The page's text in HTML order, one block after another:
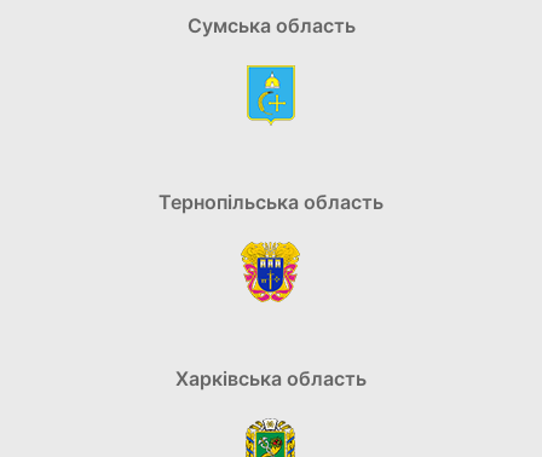
Сумська область
Тернопільська область
Харківська область